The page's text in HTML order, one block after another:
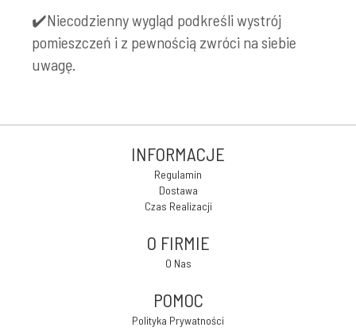
✔️Niecodzienny wygląd podkreśli wystrój
pomieszczeń i z pewnością zwróci na siebie
uwagę.
INFORMACJE
Regulamin
Dostawa
Czas Realizacji
O FIRMIE
O Nas
POMOC
Polityka Prywatności